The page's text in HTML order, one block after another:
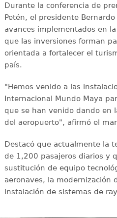
Durante la conferencia de
Petén, el presidente
avances implementados en
que las inversiones forman
orientada a fortalecer el
país.
"Hemos venido a las
Internacional Mundo Maya
que se han venido dando en
del aeropuerto", afirmó el
Destacó que actualmente la
de 1,200 pasajeros diarios y
sustitución de equipo
aeronaves, la modernización
instalación de sistemas de